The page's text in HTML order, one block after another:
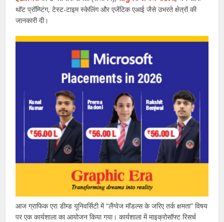
थॉट प्रॉम्प्टिंग, टेस्ट-टाइम स्केलिंग और एजेंटिक एआई जैसे उभरते क्षेत्रों की
जानकारी दी।
आज ग्राफिक एरा डीम्ड यूनिवर्सिटी में “लैंग्वेज मॉडल्स के जरिए तर्क क्षमता” विषय
पर एक कार्यशाला का आयोजन किया गया। कार्यशाला में माइक्रोसॉफ्ट रिसर्च